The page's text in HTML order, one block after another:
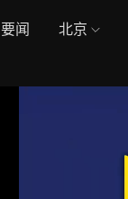
要闻 北京